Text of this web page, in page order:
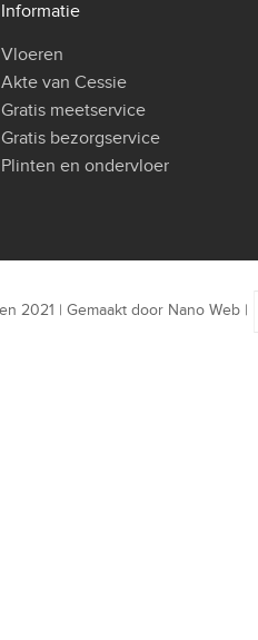
Informatie
Vloeren
Akte van Cessie
Gratis meetservice
Gratis bezorgservice
Plinten en ondervloer
2021 | Gemaakt door Nano Web|